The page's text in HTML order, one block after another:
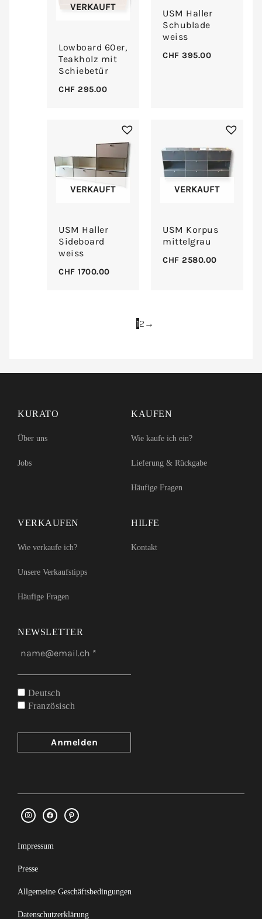
VERKAUFT
Lowboard 60er,
Teakholz mit
Schiebetür
CHF 295.00
USM Haller
Schublade
weiss
CHF 395.00
VERKAUFT
USM Haller
Sideboard
weiss
CHF 1700.00
VERKAUFT
USM Korpus
mittelgrau
CHF 2580.00
12 →
KURATO
Über uns
Jobs
KAUFEN
Wie kaufe ich ein?
Lieferung & Rückgabe
Häufige Fragen
VERKAUFEN
Wie verkaufe ich?
Unsere Verkaufstipps
Häufige Fragen
HILFE
Kontakt
NEWSLETTER
Deutsch
Französisch
instagram
facebook
Impressum
Presse
Allgemeine Geschäftsbedingungen
Datenschutzerklärung